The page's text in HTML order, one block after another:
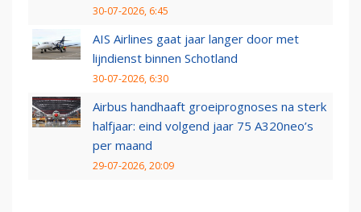
30-07-2026, 6:45
AIS Airlines gaat jaar langer door met
lijndienst binnen Schotland
30-07-2026, 6:30
Airbus handhaaft groeiprognoses na sterk
halfjaar: eind volgend jaar 75 A320neo’s
per maand
29-07-2026, 20:09